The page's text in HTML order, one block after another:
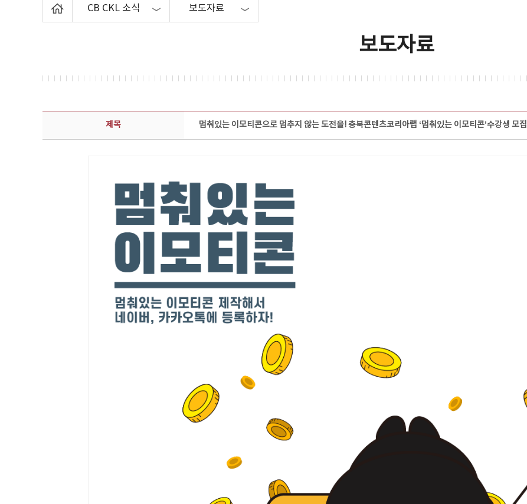
CB CKL 소식 보도자료
보도자료
보도자료 상세보기 - 제목, 담당부서, 담당자, 담당연락처, 내용, 첨부파일 정보 제공
제목 멈춰있는 이모티콘으로 멈추지 않는 도전을! 충북콘텐츠코리아랩 ‘멈춰있는 이모티콘’수강생 모집